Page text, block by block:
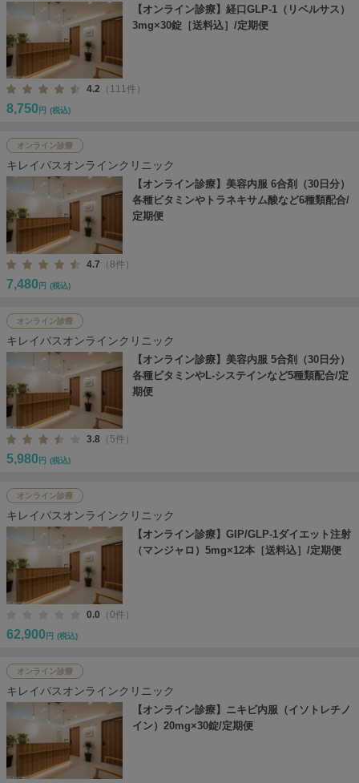
【オンライン診療】経口GLP-1（リベルサス）
3mg×30錠［送料込］/定期便
4.2 （111件）
8,750 円 (税込)
オンライン診療
キレイパスオンラインクリニック
【オンライン診療】美容内服 6合剤（30日分）
各種ビタミンやトラネキサム酸など6種類配合/
定期便
4.7 （8件）
7,480 円 (税込)
オンライン診療
キレイパスオンラインクリニック
【オンライン診療】美容内服 5合剤（30日分）
各種ビタミンやL-システインなど5種類配合/定
期便
3.8 （5件）
5,980 円 (税込)
オンライン診療
キレイパスオンラインクリニック
【オンライン診療】GIP/GLP-1ダイエット注射
（マンジャロ）5mg×12本［送料込］/定期便
0.0 （0件）
62,900 円 (税込)
オンライン診療
キレイパスオンラインクリニック
【オンライン診療】ニキビ内服（イソトレチノ
イン）20mg×30錠/定期便